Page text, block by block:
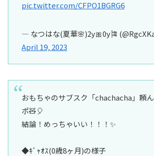
pic.twitter.com/CFPO1BGRG6
— なつはな(夏華🌸)2y🎀0y🎏
April 19, 2023
おもちゃのサブスク「chachacha」頼
ポ🧸🎈
結論！めっちゃいい！！！✨
◆ｷﾞｬｵｽ(0歳8ヶ月)の様子